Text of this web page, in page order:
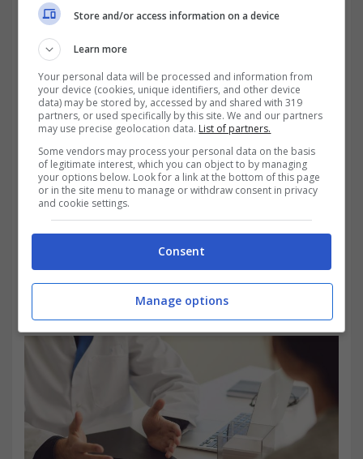
nazionale non è facile. Ci sono così tante
tensioni, evoluzioni e criticità di sistema, che
è davvero difficile riuscire stare dietro a tutto.
Sono molti i temi aperti, che ci mancava
soltanto il nuovo codice fiscale.I cittadini
non vogliono pagare sempre, e di contro
ritrovarsi con salari e pensioni bloccate. Va
bene pagare i servizi, ma com’è che per loro
non si stabilizza mai la situazione?
un’operazione da sempre gratuita, adesso
va pagata, per quale ragione?
Store and/or access information on a device
Learn more
Your personal data will be processed and information from
your device (cookies, unique identifiers, and other device
data) may be stored by, accessed by and shared with 319
partners, or used specifically by this site. We and our partners
may use precise geolocation data. List of partners.
Some vendors may process your personal data on the basis
of legitimate interest, which you can object to by managing
your options below. Look for a link at the bottom of this page
or in the site menu to manage or withdraw consent in privacy
and cookie settings.
Consent
Manage options